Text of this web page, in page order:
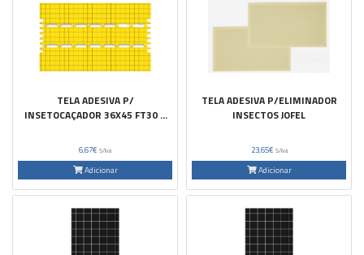
TELA ADESIVA P/
INSETOCAÇADOR 36X45 FT30 À
6,67€ S/Iva
Adicionar
TELA ADESIVA P/ELIMINADOR
INSECTOS JOFEL
23,65€ S/Iva
Adicionar